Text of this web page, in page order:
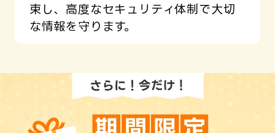
束し、高度なセキュリティ体制で大切
な情報を守ります。